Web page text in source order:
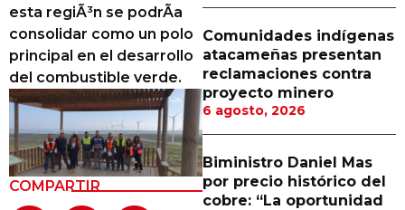
Columnas de Opinión
Designaciones
Calendario de Eventos
Revistas Digital
Siguenos
esta regiÃ³n se podrÃ­a
consolidar como un polo
principal en el desarrollo
del combustible verde.
COMPARTIR
Comunidades indígenas
atacameñas presentan
reclamaciones contra
proyecto minero
6 agosto, 2026
Biministro Daniel Mas
por precio histórico del
cobre: “La oportunidad